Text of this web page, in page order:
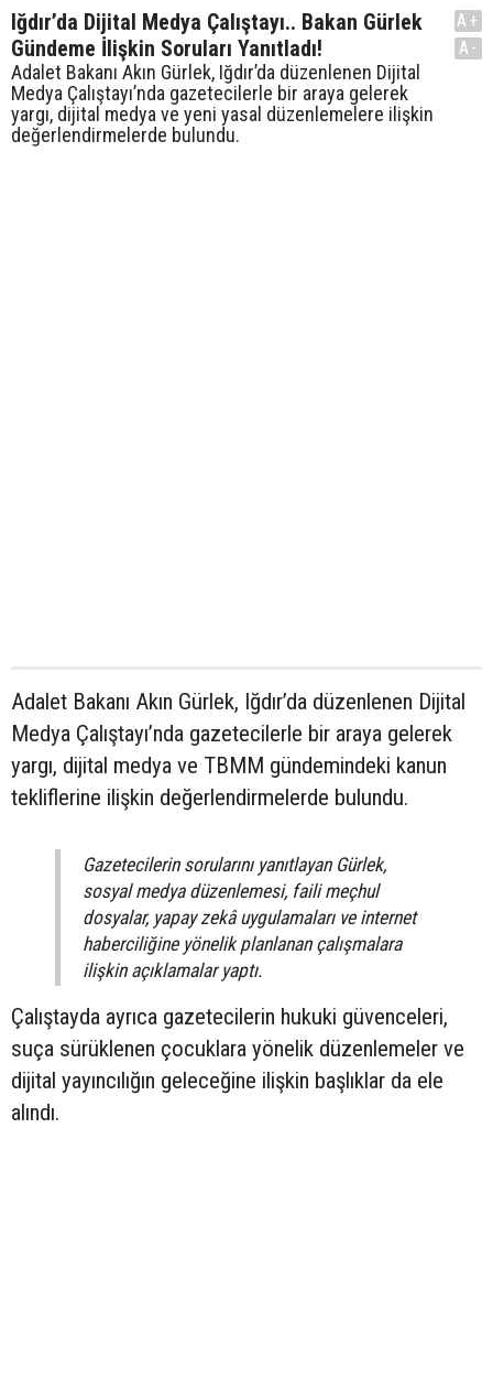
Iğdır’da Dijital Medya Çalıştayı.. Bakan Gürlek
Gündeme İlişkin Soruları Yanıtladı!
Adalet Bakanı Akın Gürlek, Iğdır’da düzenlenen Dijital
Medya Çalıştayı’nda gazetecilerle bir araya gelerek
yargı, dijital medya ve yeni yasal düzenlemelere ilişkin
değerlendirmelerde bulundu.
A+
A-
Adalet Bakanı Akın Gürlek, Iğdır’da düzenlenen Dijital
Medya Çalıştayı’nda gazetecilerle bir araya gelerek
yargı, dijital medya ve TBMM gündemindeki kanun
tekliflerine ilişkin değerlendirmelerde bulundu.
Gazetecilerin sorularını yanıtlayan Gürlek,
sosyal medya düzenlemesi, faili meçhul
dosyalar, yapay zekâ uygulamaları ve internet
haberciliğine yönelik planlanan çalışmalara
ilişkin açıklamalar yaptı.
Çalıştayda ayrıca gazetecilerin hukuki güvenceleri,
suça sürüklenen çocuklara yönelik düzenlemeler ve
dijital yayıncılığın geleceğine ilişkin başlıklar da ele
alındı.